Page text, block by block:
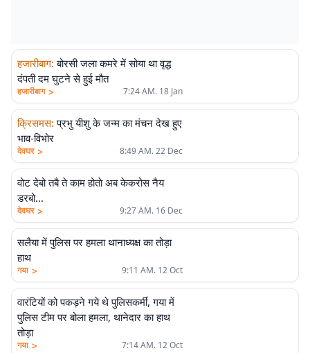
हजारीबाग: बोरसी जला कमरे में सोया था वृद्ध
दंपती दम घुटने से हुई मौत
हजारीबाग > 7:24 AM. 18 Jan
क्रिसमस: प्रभु यीशु के जन्म का मंचन देख हुए
भाव-विभोर
देवघर > 8:49 AM. 22 Dec
वोट देबो तबै ते काम होताे अब केकरोस नैय
डरबो…
देवघर > 9:27 AM. 16 Dec
सलैया में पुलिस पर हमला थानाध्यक्ष का तोड़ा
हाथ
गया > 9:11 AM. 12 Oct
वारंटियों को पकड़ने गये थे पुलिसकर्मी, गया में
पुलिस टीम पर बोला हमला, थानेदार का हाथ
तोड़ा
गया > 7:14 AM. 12 Oct